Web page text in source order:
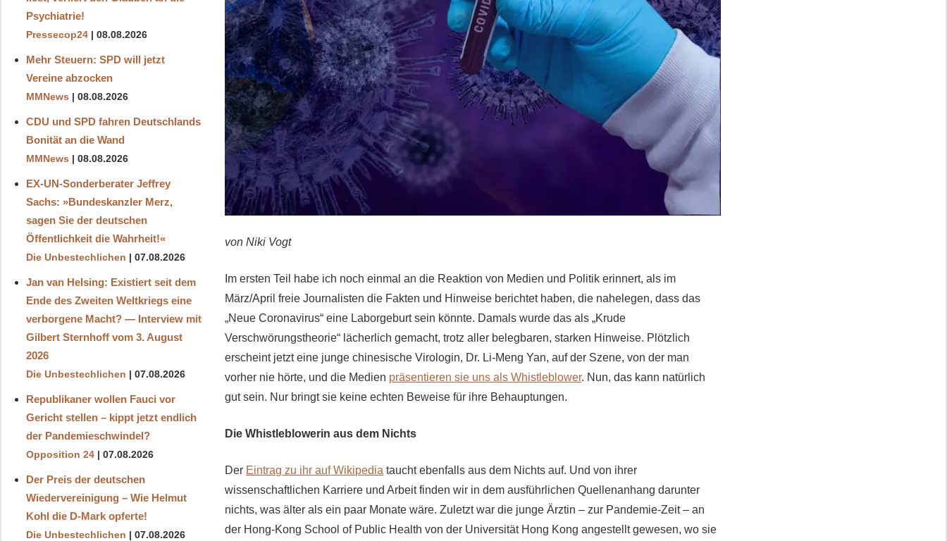
von Niki Vogt
Im ersten Teil habe ich noch einmal an die Reaktion von Medien und Politik erinnert, als im
März/April freie Journalisten die Fakten und Hinweise berichtet haben, die nahelegen, dass das
„Neue Coronavirus“ eine Laborgeburt sein könnte. Damals wurde das als „Krude
Verschwörungstheorie“ lächerlich gemacht, trotz aller belegbaren, starken Hinweise. Plötzlich
erscheint jetzt eine junge chinesische Virologin, Dr. Li-Meng Yan, auf der Szene, von der man
vorher nie hörte, und die Medien präsentieren sie uns als Whistleblower. Nun, das kann natürlich
gut sein. Nur bringt sie keine echten Beweise für ihre Behauptungen.
Die Whistleblowerin aus dem Nichts
Der Eintrag zu ihr auf Wikipedia taucht ebenfalls aus dem Nichts auf. Und von ihrer
wissenschaftlichen Karriere und Arbeit finden wir in dem ausführlichen Quellenanhang darunter
nichts, was älter als ein paar Monate wäre. Zuletzt war die junge Ärztin – zur Pandemie-Zeit – an
der Hong-Kong School of Public Health von der Universität Hong Kong angestellt gewesen, wo sie
Psychiatrie!
Pressecop24 08.08.2026
Mehr Steuern: SPD will jetzt
Vereine abzocken
MMNews 08.08.2026
CDU und SPD fahren Deutschlands
Bonität an die Wand
MMNews 08.08.2026
EX-UN-Sonderberater Jeffrey
Sachs: »Bundeskanzler Merz,
sagen Sie der deutschen
Öffentlichkeit die Wahrheit!«
Die Unbestechlichen 07.08.2026
Jan van Helsing: Existiert seit dem
Ende des Zweiten Weltkriegs eine
verborgene Macht? — Interview mit
Gilbert Sternhoff vom 3. August
2026
Die Unbestechlichen 07.08.2026
Republikaner wollen Fauci vor
Gericht stellen – kippt jetzt endlich
der Pandemieschwindel?
Opposition 24 07.08.2026
Der Preis der deutschen
Wiedervereinigung – Wie Helmut
Kohl die D‑Mark opferte!
Die Unbestechlichen 07.08.2026